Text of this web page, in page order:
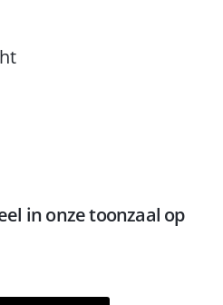
in onze toonzaal op